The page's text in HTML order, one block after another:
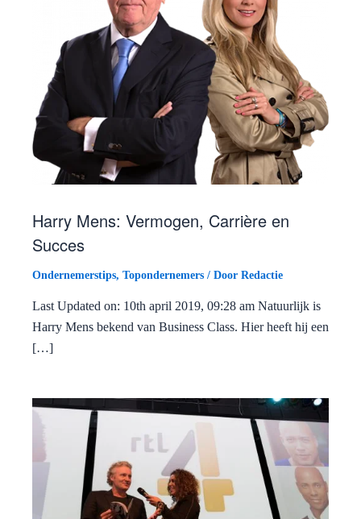
Harry Mens: Vermogen, Carrière en
Succes
Ondernemerstips, Topondernemers / Door Redactie
Last Updated on: 10th april 2019, 09:28 am Natuurlijk is
Harry Mens bekend van Business Class. Hier heeft hij een
[…]